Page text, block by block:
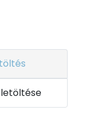
letöltése